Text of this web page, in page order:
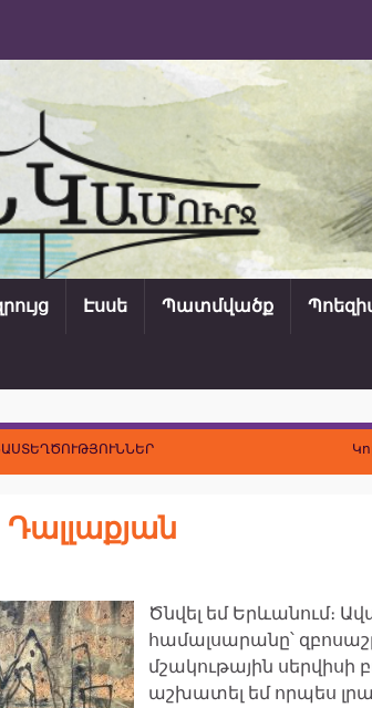
Էսսե Պատմվածք
Դալլաքյան
Ծնվել եմ Երևանում։
համալսարանը՝
մշակութային
աշխատել եմ որպես